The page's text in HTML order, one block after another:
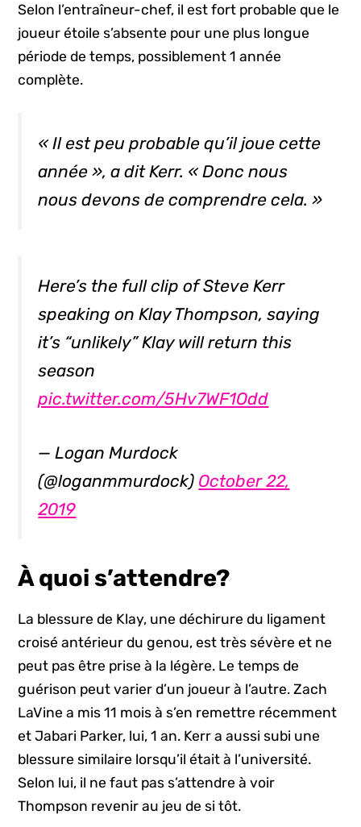
Selon l’entraîneur-chef, il est fort probable que le
joueur étoile s’absente pour une plus longue
période de temps, possiblement 1 année
complète.
« Il est peu probable qu’il joue cette
année », a dit Kerr. « Donc nous
nous devons de comprendre cela. »
Here’s the full clip of Steve Kerr
speaking on Klay Thompson, saying
it’s “unlikely” Klay will return this
season
pic.twitter.com/5Hv7WF1Odd
— Logan Murdock
(@loganmmurdock) October 22,
2019
À quoi s’attendre?
La blessure de Klay, une déchirure du ligament
croisé antérieur du genou, est très sévère et ne
peut pas être prise à la légère. Le temps de
guérison peut varier d’un joueur à l’autre. Zach
LaVine a mis 11 mois à s’en remettre récemment
et Jabari Parker, lui, 1 an. Kerr a aussi subi une
blessure similaire lorsqu’il était à l’université.
Selon lui, il ne faut pas s’attendre à voir
Thompson revenir au jeu de si tôt.